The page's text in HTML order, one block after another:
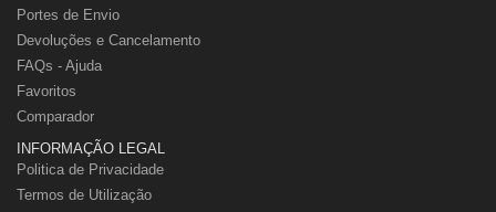
Portes de Envio
Devoluções e Cancelamento
FAQs - Ajuda
Favoritos
Comparador
INFORMAÇÃO LEGAL
Politica de Privacidade
Termos de Utilização